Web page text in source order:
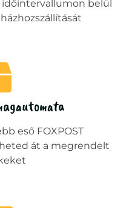
időintervallumon belül
eső FOXPOST
át a megrendelt